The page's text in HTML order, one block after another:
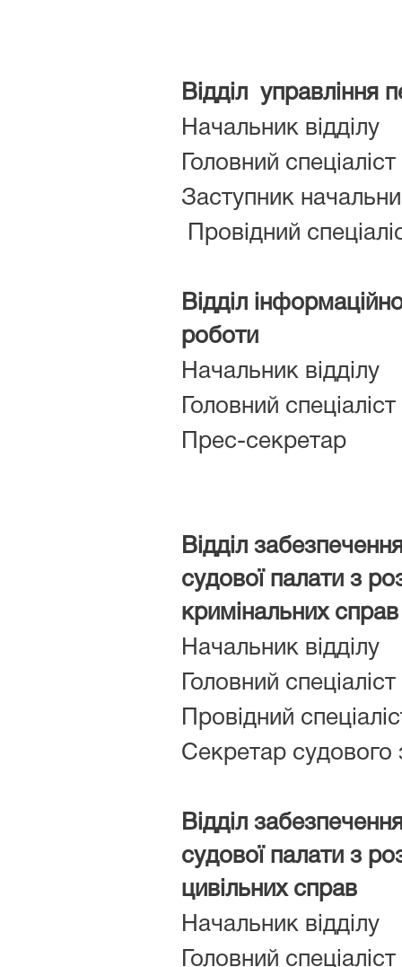
Відділ управління
Начальник відділу
Головний спеціаліст
Заступник
Провідний
Відділ
роботи
Начальник відділу
Головний спеціаліст
Прес-секретар
Відділ
судової палати з
кримінальних справ
Начальник відділу
Головний спеціаліст
Провідний
Секретар судового
Відділ
судової палати з
цивільних справ
Начальник відділу
Головний спеціаліст